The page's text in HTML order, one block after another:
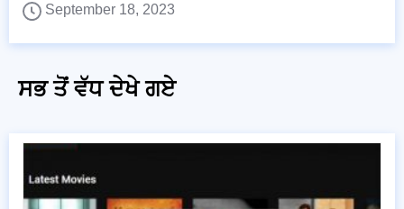
September 18, 2023
ਸਭ ਤੋਂ ਵੱਧ ਦੇਖੇ ਗਏ